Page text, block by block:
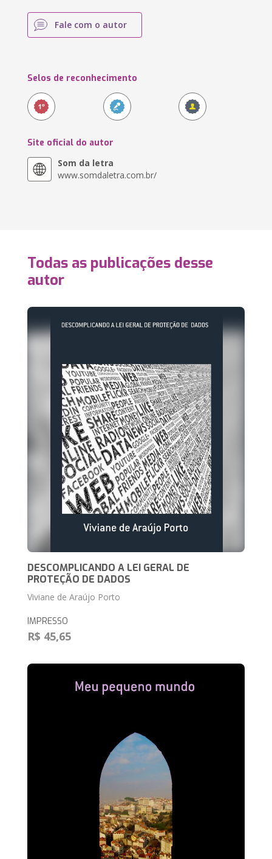
Fale com o autor
Selos de reconhecimento
Site oficial do autor
Som da letra
www.somdaletra.com.br/
Todas as publicações desse
autor
DESCOMPLICANDO A LEI GERAL DE
PROTEÇÃO DE DADOS
Viviane de Araújo Porto
IMPRESSO
R$ 45,65